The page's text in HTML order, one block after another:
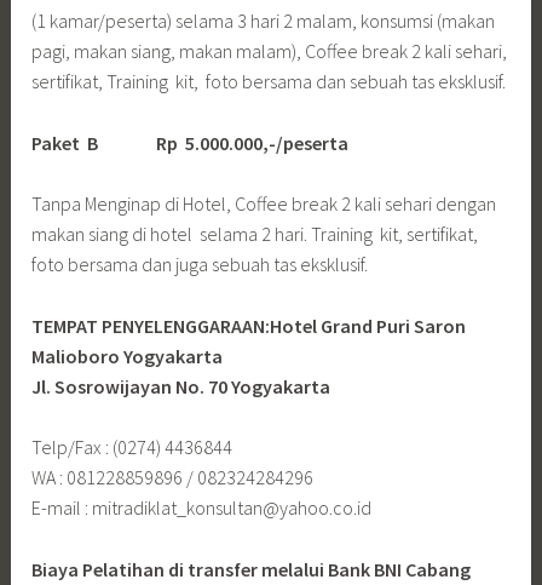
(1 kamar/peserta) selama 3 hari 2 malam, konsumsi (makan
pagi, makan siang, makan malam), Coffee break 2 kali sehari,
sertifikat, Training kit, foto bersama dan sebuah tas eksklusif.
Paket B Rp 5.000.000,-/peserta
Tanpa Menginap di Hotel, Coffee break 2 kali sehari dengan
makan siang di hotel selama 2 hari. Training kit, sertifikat,
foto bersama dan juga sebuah tas eksklusif.
TEMPAT PENYELENGGARAAN:Hotel Grand Puri Saron
Malioboro Yogyakarta
Jl. Sosrowijayan No. 70 Yogyakarta
Telp/Fax : (0274) 4436844
WA : 081228859896 / 082324284296
E-mail : mitradiklat_konsultan@yahoo.co.id
Biaya Pelatihan di transfer melalui Bank BNI Cabang